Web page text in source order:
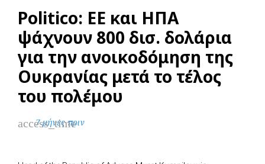
Politico: ΕΕ και ΗΠΑ
ψάχνουν 800 δισ. δολάρια
για την ανοικοδόμηση της
Ουκρανίας μετά το τέλος
του πολέμου
access_time
7 μήνες πριν